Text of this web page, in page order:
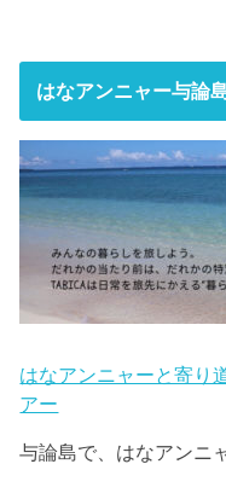
はなアンニャー与論
はなアンニャーと寄り
アー
与論島で、はなアンニ